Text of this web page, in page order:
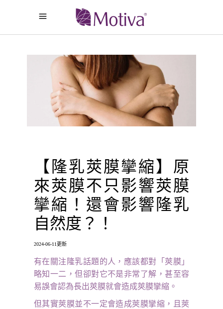
【隆乳莢膜攣縮】原
來莢膜不只影響莢膜
攣縮！還會影響隆乳
自然度？！
2024-06-11更新
有在關注隆乳話題的人，應該都對「莢膜」
略知一二，但卻對它不是非常了解，甚至容
易誤會認為長出莢膜就會造成莢膜攣縮。
但其實莢膜並不一定會造成莢膜攣縮，且莢